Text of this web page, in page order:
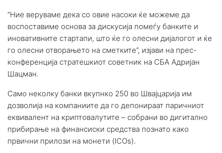
“Ние веруваме дека со овие насоки ќе можеме да
воспоставиме основа за дискусија помеѓу банките и
иновативните стартапи, што ќе го олесни дијалогот и ќе
го олесни отворањето на сметките”, изјави на прес-
конференција стратешкиот советник на СБА Адријан
Шацман.
Само неколку банки вкупнко 250 во Швајцарија им
дозволија на компаниите да го депонираат паричниот
еквивалент на криптовалутите – собрани во дигитално
прибирање на финансиски средства познато како
првични прилози на монети (ICOs).